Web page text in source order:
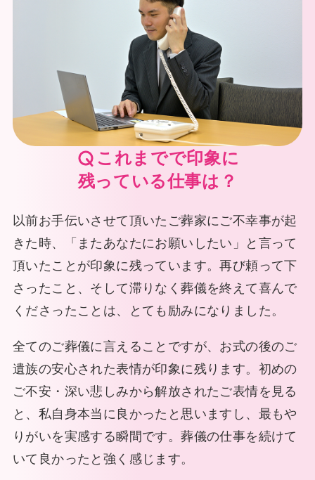
これまでで印象に
残っている仕事は？
以前お手伝いさせて頂いたご葬家にご不幸事が起
きた時、「またあなたにお願いしたい」と言って
頂いたことが印象に残っています。再び頼って下
さったこと、そして滞りなく葬儀を終えて喜んで
くださったことは、とても励みになりました。
全てのご葬儀に言えることですが、お式の後のご
遺族の安心された表情が印象に残ります。初めの
ご不安・深い悲しみから解放されたご表情を見る
と、私自身本当に良かったと思いますし、最もや
りがいを実感する瞬間です。葬儀の仕事を続けて
いて良かったと強く感じます。